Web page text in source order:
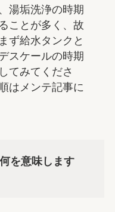
湯垢洗浄の時期
ことが多く、故
ず給水タンクと
スケールの時期
てみてくださ
はメンテ記事に
を意味します